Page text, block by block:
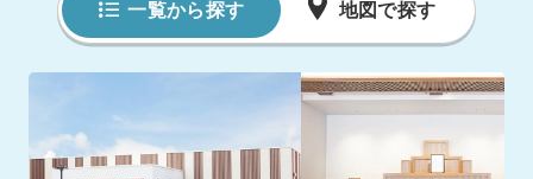
一覧から探す 地図で探す